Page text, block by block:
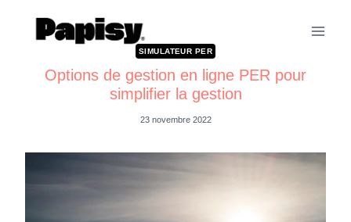
SIMULATEUR PER
Options de gestion en ligne PER pour
simplifier la gestion
23 novembre 2022